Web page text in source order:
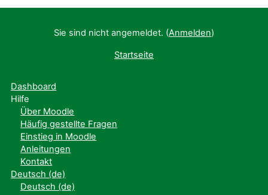
Sie sind nicht angemeldet. (Anmelden)
Startseite
Dashboard
Hilfe
Über Moodle
Häufig gestellte Fragen
Einstieg in Moodle
Anleitungen
Kontakt
Deutsch ‎(de)‎
Deutsch ‎(de)‎